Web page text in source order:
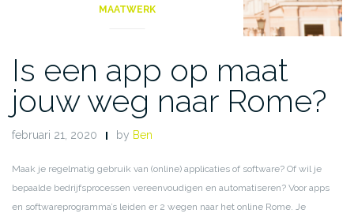
MAATWERK
Is een app op maat
jouw weg naar Rome?
februari 21, 2020 by Ben
Maak je regelmatig gebruik van (online) applicaties of software? Of wil je
bepaalde bedrijfsprocessen vereenvoudigen en automatiseren? Voor apps
en softwareprogramma’s leiden er 2 wegen naar het online Rome. Je